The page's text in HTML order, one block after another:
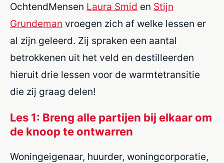
OchtendMensen Laura Smid en Stijn
Grundeman vroegen zich af welke lessen er
al zijn geleerd. Zij spraken een aantal
betrokkenen uit het veld en destilleerden
hieruit drie lessen voor de warmtetransitie
die zij graag delen!
Les 1: Breng alle partijen bij elkaar om
de knoop te ontwarren
Woningeigenaar, huurder, woningcorporatie,